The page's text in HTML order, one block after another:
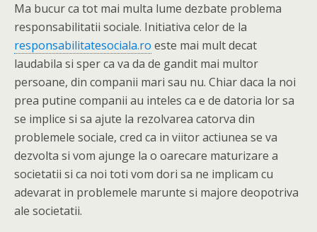
Ma bucur ca tot mai multa lume dezbate problema
responsabilitatii sociale. Initiativa celor de la
responsabilitatesociala.ro este mai mult decat
laudabila si sper ca va da de gandit mai multor
persoane, din companii mari sau nu. Chiar daca la noi
prea putine companii au inteles ca e de datoria lor sa
se implice si sa ajute la rezolvarea catorva din
problemele sociale, cred ca in viitor actiunea se va
dezvolta si vom ajunge la o oarecare maturizare a
societatii si ca noi toti vom dori sa ne implicam cu
adevarat in problemele marunte si majore deopotriva
ale societatii.